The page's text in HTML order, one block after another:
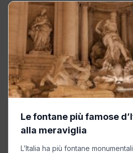
Le fontane più famose
alla meraviglia
L’Italia ha più fontane